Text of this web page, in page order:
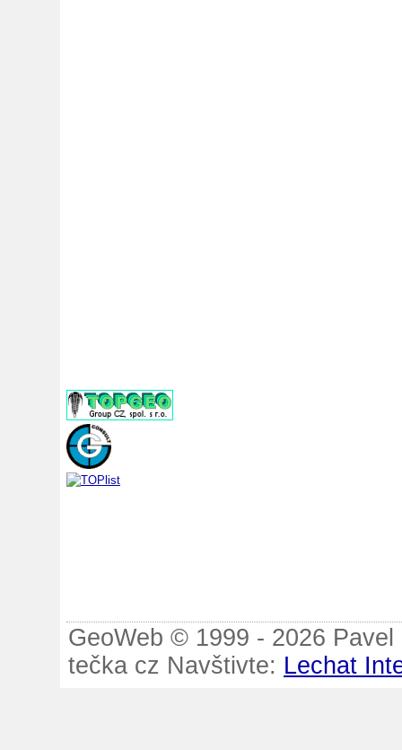
GeoWeb © 1999 - 2026
tečka cz Navštivte: Lechat